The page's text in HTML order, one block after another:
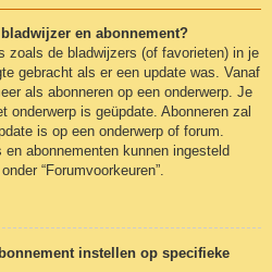
en abonnement?
zoals de bladwijzers (of favorieten) in je
gebracht als er een update was. Vanaf
als abonneren op een onderwerp. Je
onderwerp is geüpdate. Abonneren zal
is op een onderwerp of forum.
abonnementen kunnen ingesteld
“Forumvoorkeuren”.
instellen op specifieke